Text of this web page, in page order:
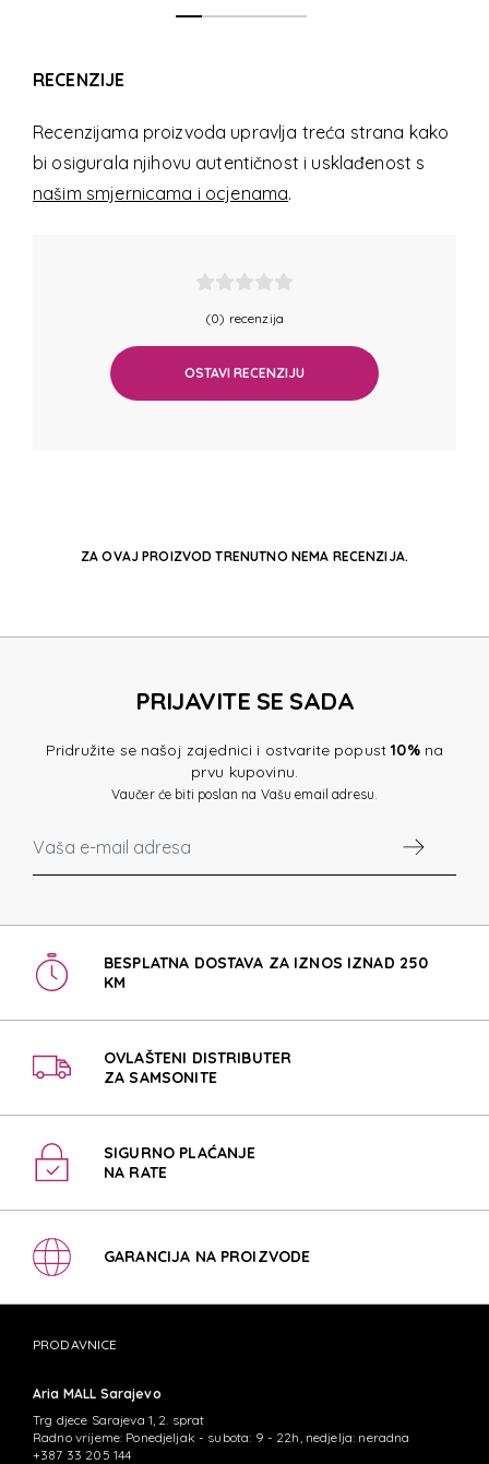
RECENZIJE
Recenzijama proizvoda upravlja treća strana kako
bi osigurala njihovu autentičnost i usklađenost s
našim smjernicama i ocjenama.
(0) recenzija
OSTAVI RECENZIJU
ZA OVAJ PROIZVOD TRENUTNO NEMA RECENZIJA.
PRIJAVITE SE SADA
Pridružite se našoj zajednici i ostvarite popust10%na
prvu kupovinu.
Vaučer će biti poslan na Vašu email adresu.
BESPLATNA DOSTAVA ZA IZNOS IZNAD 250
KM
OVLAŠTENI DISTRIBUTER
ZA SAMSONITE
SIGURNO PLAĆANJE
NA RATE
GARANCIJA NA PROIZVODE
PRODAVNICE
Aria MALL Sarajevo
Trg djece Sarajeva 1, 2. sprat
Radno vrijeme: Ponedjeljak - subota: 9 - 22h, nedjelja: neradna
+387 33 205 144